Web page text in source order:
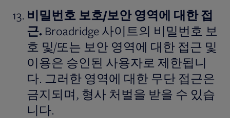
비밀번호보호/보안 영역에 대한접
근. Broadridge 사이트의 비밀번호 보
호 및/또는 보안 영역에 대한 접근 및
이용은 승인된 사용자로 제한됩니
다. 그러한 영역에 대한 무단 접근은
금지되며, 형사 처벌을 받을 수 있습
니다.